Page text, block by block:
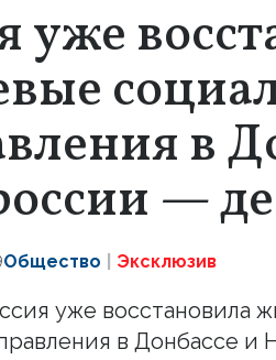
уже
в
—
Общество Эксклюзив
уже восстановила
в Донбассе и